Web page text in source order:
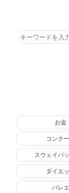
お金
コンク
スウェイバ
ダイエ
バレエ